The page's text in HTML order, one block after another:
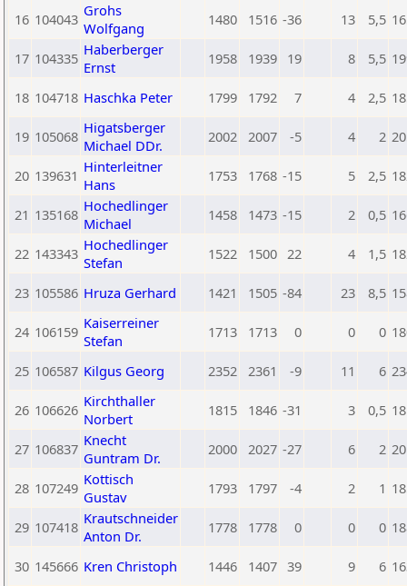
16 104043 Grohs
Wolfgang
1480 1516 -36 13 5,5
17 104335 Haberberger
Ernst
1958 1939 19 8 5,5
18 104718 Haschka Peter 1799 1792 7 4 2,5
19 105068 Higatsberger
Michael DDr.
2002 2007 -5 4 2
20 139631 Hinterleitner
Hans
1753 1768 -15 5 2,5
21 135168 Hochedlinger
Michael
1458 1473 -15 2 0,5
22 143343 Hochedlinger
Stefan
1522 1500 22 4 1,5
23 105586 Hruza Gerhard 1421 1505 -84 23 8,5
24 106159 Kaiserreiner
Stefan
1713 1713 0 0 0
25 106587 Kilgus Georg 2352 2361 -9 11 6
26 106626 Kirchthaller
Norbert
1815 1846 -31 3 0,5
27 106837 Knecht
Guntram Dr.
2000 2027 -27 6 2
28 107249 Kottisch
Gustav
1793 1797 -4 2 1
29 107418 Krautschneider
Anton Dr.
1778 1778 0 0 0
30 145666 Kren Christoph 1446 1407 39 9 6